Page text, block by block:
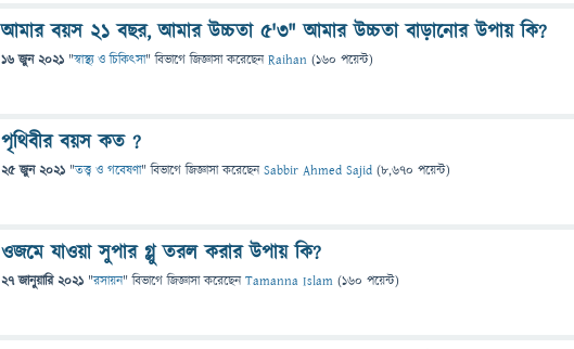
আমার বয়স ২১ বছর, আমার উচ্চতা ৫'৩" আমার উচ্চতা বাড়ানোর উপায় কি?
16 জুন 2021 "স্বাস্থ্য ও চিকিৎসা" বিভাগে জিজ্ঞাসাকরেছেনRaihan (160 পয়েন্ট)
পৃথিবীর বয়স কত ?
25 জুন 2021 "তত্ত্ব ও গবেষণা" বিভাগে জিজ্ঞাসাকরেছেনSabbir Ahmed Sajid (8,670 পয়েন্ট)
ওজমে যাওয়া সুপার গ্লু তরল করার উপায় কি?
27 জানুয়ারি 2021 "রসায়ন" বিভাগে জিজ্ঞাসাকরেছেনTamanna Islam (160 পয়েন্ট)